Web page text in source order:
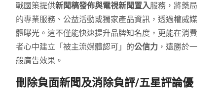
戰國策提供新聞稿發佈與電視新聞置入服務，將藥局
的專業服務、公益活動或獨家產品資訊，透過權威媒
體曝光。這不僅能快速提升品牌知名度，更能在消費
者心中建立「被主流媒體認可」的公信力 ，遠勝於一
般廣告效果。
刪除負面新聞及消除負評/五星評論優